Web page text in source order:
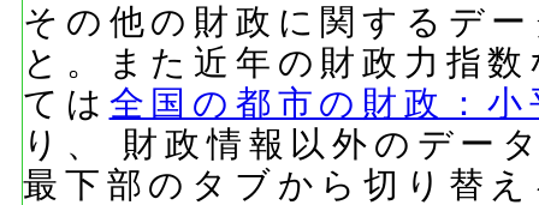
その他の財政に関するデ
と。また近年の財政力指
ては 全国の都市の財政：
り、 財政情報以外のデー
最下部のタブから切り替